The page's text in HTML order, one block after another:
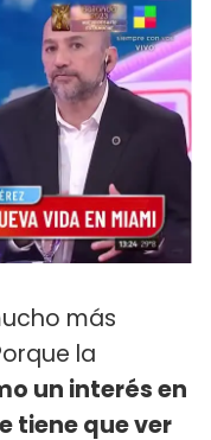
más
la
un interés en
tiene que ver